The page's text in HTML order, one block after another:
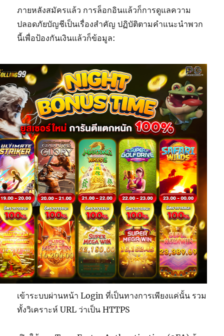
ภายหลังสมัครแล้ว การล็อกอินแล้วก็การดูแลความ
ปลอดภัยบัญชีเป็นเรื่องสำคัญ ปฏิบัติตามคำแนะนำพวก
นี้เพื่อป้องกันเงินแล้วก็ข้อมูล:
เข้าระบบผ่านหน้า Login ที่เป็นทางการเพียงแค่นั้น รวม
ทั้งวิเคราะห์ URL ว่าเป็น HTTPS